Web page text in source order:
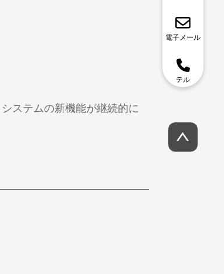
電子メール
テル
ステムの新機能が継続的に